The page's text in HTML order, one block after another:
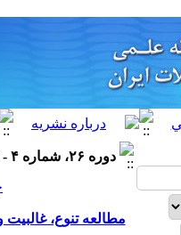
دوره ۲۶، شماره ۴ - ( ۸-۱۳۹۶ )
مطالعه تنوع،